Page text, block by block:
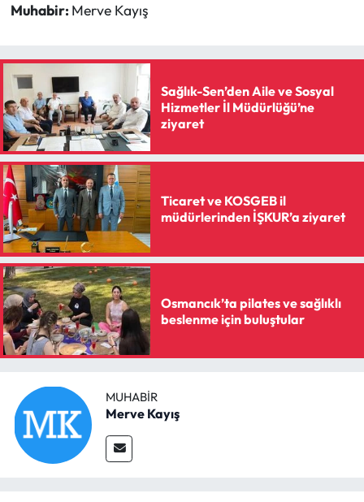
Muhabir: Merve Kayış
Sağlık-Sen’den Aile ve Sosyal
Hizmetler İl Müdürlüğü’ne
ziyaret
Ticaret ve KOSGEB il
müdürlerinden İŞKUR’a ziyaret
Osmancık’ta pilates ve sağlıklı
beslenme için buluştular
MUHABIR
Merve Kayış
Yemek Tarifleri
Yerel Haberler